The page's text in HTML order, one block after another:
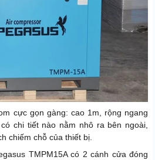
cực gọn gàng: cao 1m, rộng ngang
chi tiết nào nằm nhô ra bên ngoài,
chiếm chỗ của thiết bị.
TMPM15A có 2 cánh cửa đóng